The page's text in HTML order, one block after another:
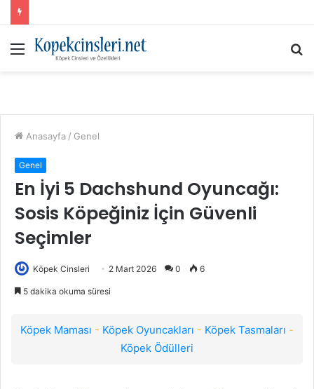
Menü
Anasayfa / Genel
Genel
En İyi 5 Dachshund Oyuncağı:
Sosis Köpeğiniz İçin Güvenli
Seçimler
Köpek Cinsleri 2 Mart 2026 0 6
5 dakika okuma süresi
Köpek Maması - Köpek Oyuncakları - Köpek Tasmaları -
Köpek Ödülleri